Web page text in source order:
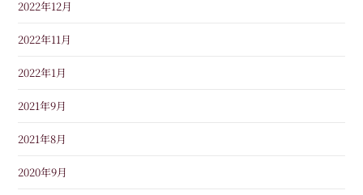
2022年12月
2022年11月
2022年1月
2021年9月
2021年8月
2020年9月